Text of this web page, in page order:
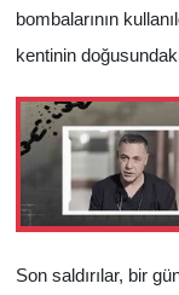
bombalarının
kentinin
Son saldırılar, bir